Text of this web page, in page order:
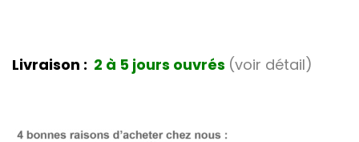
Livraison : 2 à 5 jours ouvrés (voir détail)